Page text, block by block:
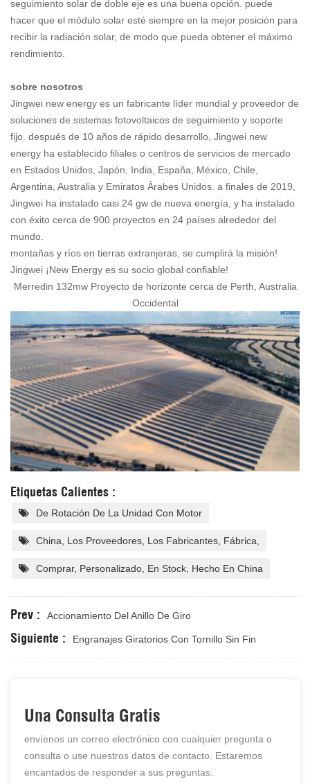
seguimiento solar de doble eje es una buena opción. puede
hacer que el módulo solar esté siempre en la mejor posición para
recibir la radiación solar, de modo que pueda obtener el máximo
rendimiento.
sobre nosotros
Jingwei new energy es un fabricante líder mundial y proveedor de
soluciones de sistemas fotovoltaicos de seguimiento y soporte
fijo. después de 10 años de rápido desarrollo, Jingwei new
energy ha establecido filiales o centros de servicios de mercado
en Estados Unidos, Japón, India, España, México, Chile,
Argentina, Australia y Emiratos Árabes Unidos. a finales de 2019,
Jingwei ha instalado casi 24 gw de nueva energía, y ha instalado
con éxito cerca de 900 proyectos en 24 países alrededor del
mundo.
montañas y ríos en tierras extranjeras, se cumplirá la misión!
Jingwei ¡New Energy es su socio global confiable!
Merredin 132mw Proyecto de horizonte cerca de Perth, Australia
Occidental
Etiquetas Calientes :
De Rotación De La Unidad Con Motor
China, Los Proveedores, Los Fabricantes, Fábrica,
Comprar, Personalizado, En Stock, Hecho En China
Prev : Accionamiento Del Anillo De Giro
Siguiente : Engranajes Giratorios Con Tornillo Sin Fin
Una Consulta Gratis
envíenos un correo electrónico con cualquier pregunta o
consulta o use nuestros datos de contacto. Estaremos
encantados de responder a sus preguntas.